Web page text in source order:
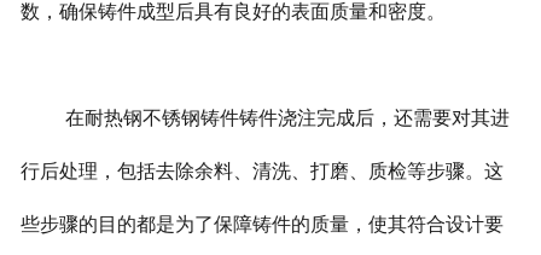
数，确保铸件成型后具有良好的表面质量和密度。
在耐热钢不锈钢铸件铸件浇注完成后，还需要对其进
行后处理，包括去除余料、清洗、打磨、质检等步骤。这
些步骤的目的都是为了保障铸件的质量，使其符合设计要